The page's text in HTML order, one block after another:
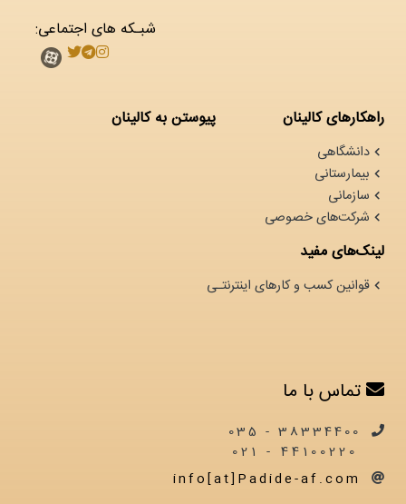
شبـکه های اجتماعی:
راهکارهای کالینان
دانشگاهی
بیمارستانی
سازمانی
شرکت‌های خصوصی
پیوستن به کالینان
لینک‌های مفید
قوانین کسب و کارهای اینترنتـی
تماس با ما
38334400 - 035
info[at]Padide-af.com